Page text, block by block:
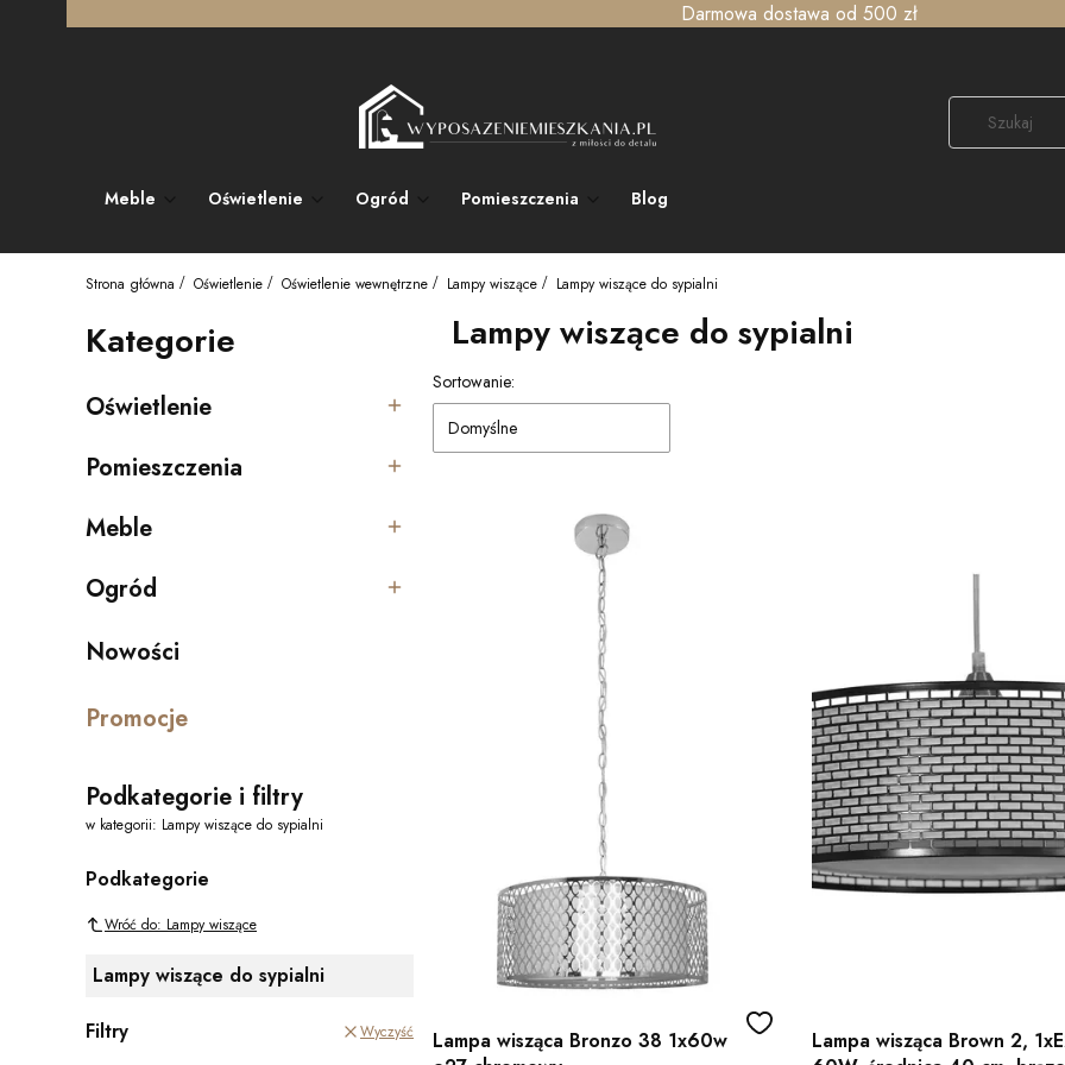
Darmowa dostawa od 500 zł
Meble Oświetlenie Ogród Pomieszczenia Blog
Strona główna Oświetlenie Oświetlenie wewnętrzne Lampy wiszące Lampy wiszące do sypialni
Kategorie
Kategoria - Oświetlenie
Oświetlenie
Kategoria - Pomieszczenia
Pomieszczenia
Kategoria - Meble
Meble
Kategoria - Ogród
Ogród
Nowości
Promocje
Podkategorie i filtry
w kategorii: Lampy wiszące do sypialni
Podkategorie
Wróć do: Lampy wiszące
Lampy wiszące do sypialni
Filtry Wyczyść
Lampy wiszące do sypialni
Lista produktów
Sortowanie:
Domyślne
Lampa wisząca Bronzo 38 1x60w
Lampa wisząca Brown 2,